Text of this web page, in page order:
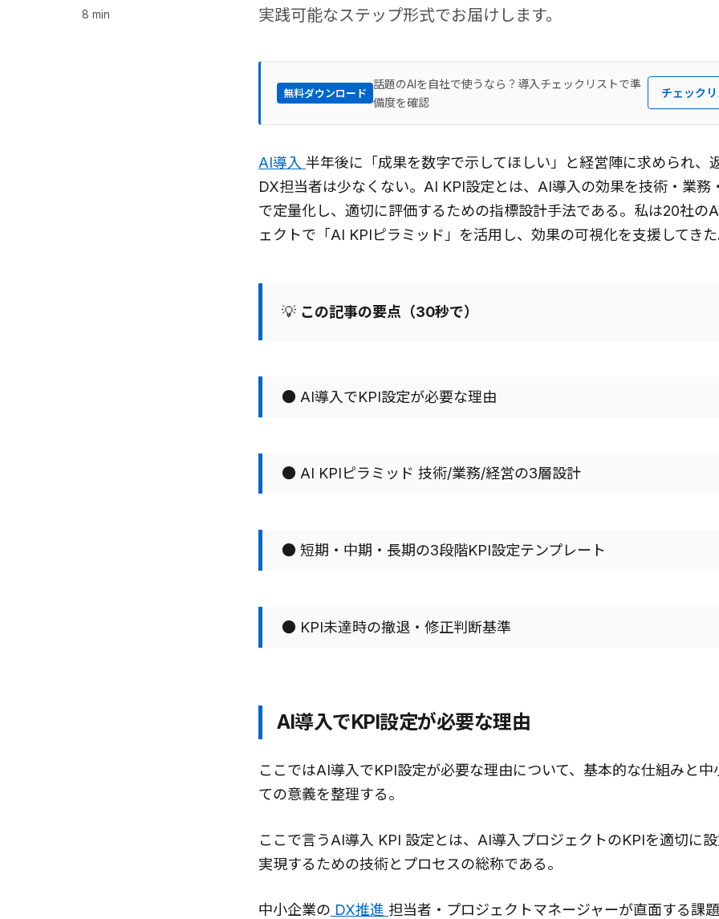
8 min
実践可能なステップ形式でお届けします。
無料ダウンロード
話題のAIを自社で使うなら？導入チェックリストで準
備度を確認
チェック
AI導入 半年後に「成果を数字で示してほしい」と経営陣に求められ、
DX担当者は少なくない。AI KPI設定とは、AI導入の効果を技術・業務
で定量化し、適切に評価するための指標設計手法である。私は20社の
ェクトで「AI KPIピラミッド」を活用し、効果の可視化を支援してき
💡 この記事の要点（30秒で）
● AI導入でKPI設定が必要な理由
● AI KPIピラミッド 技術/業務/経営の3層設計
● 短期・中期・長期の3段階KPI設定テンプレート
● KPI未達時の撤退・修正判断基準
AI導入でKPI設定が必要な理由
ここではAI導入でKPI設定が必要な理由について、基本的な仕組みと中
ての意義を整理する。
ここで言うAI導入 KPI 設定とは、AI導入プロジェクトのKPIを適切に
実現するための技術とプロセスの総称である。
中小企業の DX推進 担当者・プロジェクトマネージャーが直面する課